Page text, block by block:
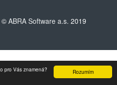
Rozumím
pro Vás znamená?
© ABRA Software a.s. 2019